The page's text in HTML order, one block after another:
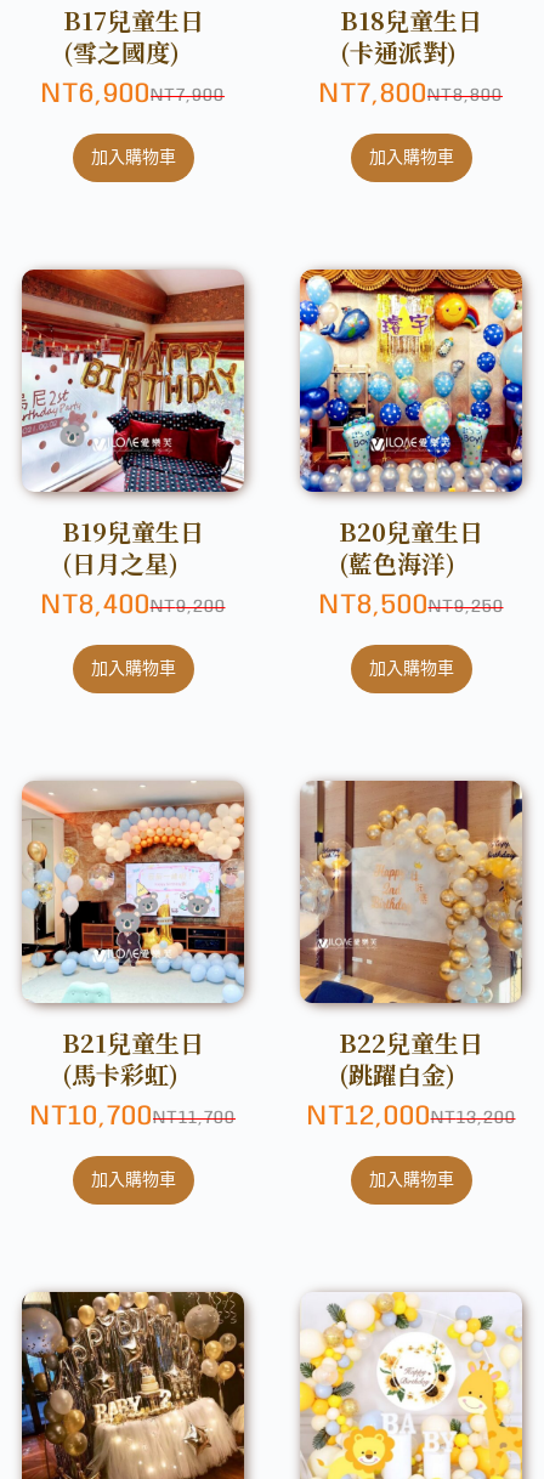
B17兒童生日
(雪之國度)
NT7,900
NT6,900
加入購物車
B18兒童生日
(卡通派對)
NT8,800
NT7,800
加入購物車
B19兒童生日
(日月之星)
NT9,200
NT8,400
加入購物車
B20兒童生日
(藍色海洋)
NT9,250
NT8,500
加入購物車
B21兒童生日
(馬卡彩虹)
NT11,700
NT10,700
加入購物車
B22兒童生日
(跳躍白金)
NT13,200
NT12,000
加入購物車